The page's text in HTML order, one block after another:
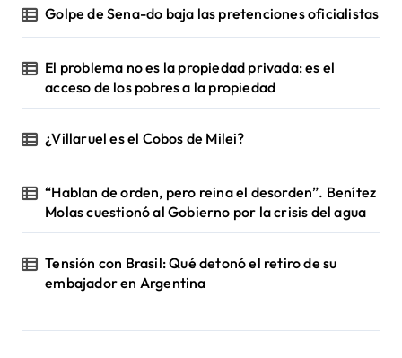
Golpe de Sena-do baja las pretenciones oficialistas
El problema no es la propiedad privada: es el
acceso de los pobres a la propiedad
¿Villaruel es el Cobos de Milei?
“Hablan de orden, pero reina el desorden”. Benítez
Molas cuestionó al Gobierno por la crisis del agua
Tensión con Brasil: Qué detonó el retiro de su
embajador en Argentina